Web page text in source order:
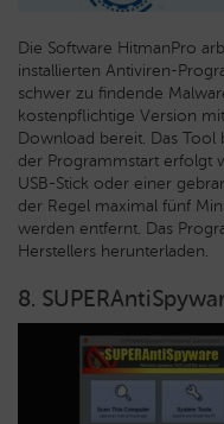
Die Software HitmanPro
installierten Antiviren-
schwer zu findende
kostenpflichtige Version
Download bereit. Das Tool
der Programmstart erfolgt
USB-Stick oder einer
der Regel maximal fünf
werden entfernt. Das
Herstellers herunterladen.
8.